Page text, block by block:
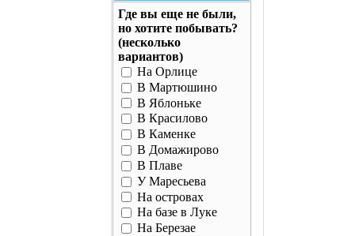
Где вы еще не были,
но хотите побывать?
(несколько
вариантов)
На Орлице
В Мартюшино
В Яблоньке
В Красилово
В Каменке
В Домажирово
В Плаве
У Маресьева
На островах
На базе в Луке
На Березае